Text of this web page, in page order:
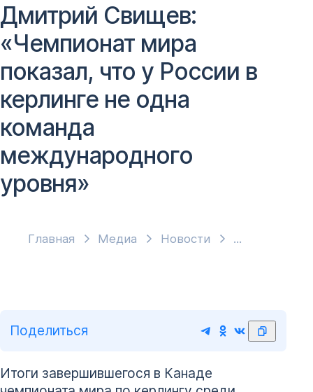
Главная Медиа Новости
Дмитрий Свищев:
«Чемпионат мира
показал, что у России в
керлинге не одна
команда
международного
уровня»
Поделиться
Итоги завершившегося в Канаде